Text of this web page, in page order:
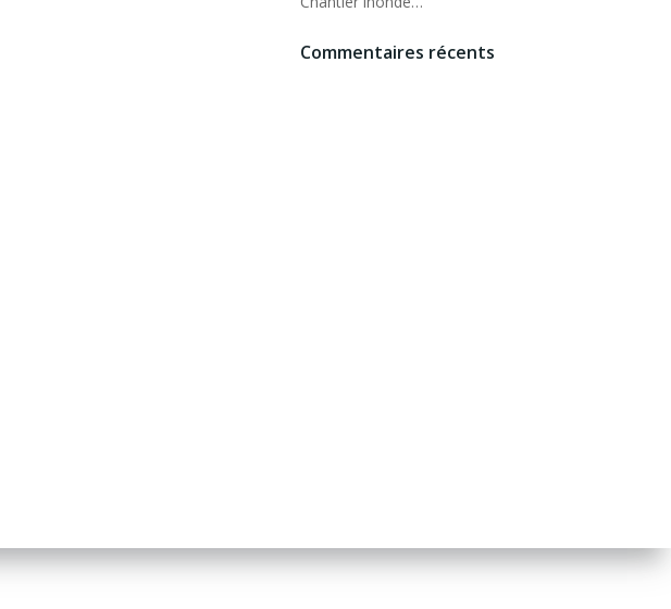
Commentaires récents